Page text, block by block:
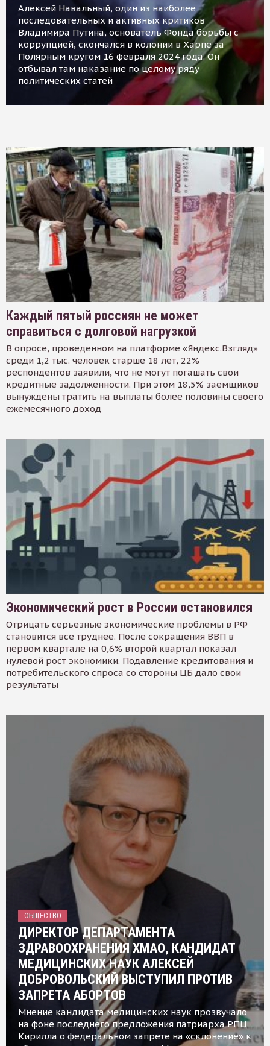
Алексей Навальный, один из наиболее
последовательных и активных критиков
Владимира Путина, основатель Фонда борьбы с
коррупцией, скончался в колонии в Харпе за
Полярным кругом 16 февраля 2024 года. Он
отбывал там наказание по целому ряду
политических статей
Каждый пятый россиян не может
справиться с долговой нагрузкой
В опросе, проведенном на платформе «Яндекс.Взгляд»
среди 1,2 тыс. человек старше 18 лет, 22%
респондентов заявили, что не могут погашать свои
кредитные задолженности. При этом 18,5% заемщиков
вынуждены тратить на выплаты более половины своего
ежемесячного доход
Экономический рост в России остановился
Отрицать серьезные экономические проблемы в РФ
становится все труднее. После сокращения ВВП в
первом квартале на 0,6% второй квартал показал
нулевой рост экономики. Подавление кредитования и
потребительского спроса со стороны ЦБ дало свои
результаты
ОБЩЕСТВО
ДИРЕКТОР ДЕПАРТАМЕНТА
ЗДРАВООХРАНЕНИЯ ХМАО, КАНДИДАТ
МЕДИЦИНСКИХ НАУК АЛЕКСЕЙ
ДОБРОВОЛЬСКИЙ ВЫСТУПИЛ ПРОТИВ
ЗАПРЕТА АБОРТОВ
Мнение кандидата медицинских наук прозвучало
на фоне последнего предложения патриарха РПЦ
Кирилла о федеральном запрете на «склонение» к